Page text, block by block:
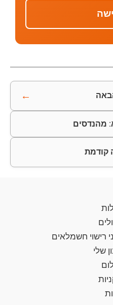
←
מהנדסים
קודמת
רישוי חשמלאים
שלי